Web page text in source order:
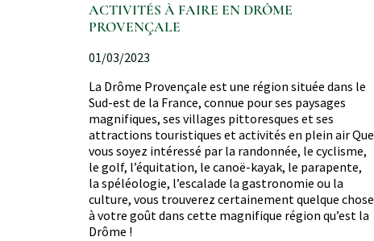
ACTIVITÉS À FAIRE EN DRÔME
PROVENÇALE
01/03/2023
La Drôme Provençale est une région située dans le
Sud-est de la France, connue pour ses paysages
magnifiques, ses villages pittoresques et ses
attractions touristiques et activités en plein air Que
vous soyez intéressé par la randonnée, le cyclisme,
le golf, l’équitation, le canoë-kayak, le parapente,
la spéléologie, l’escalade la gastronomie ou la
culture, vous trouverez certainement quelque chose
à votre goût dans cette magnifique région qu’est la
Drôme !